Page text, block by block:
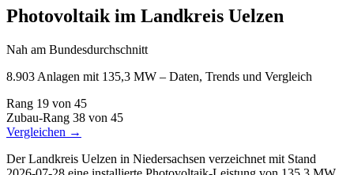
Photovoltaik im Landkreis Uelzen
Nah am Bundesdurchschnitt
8.903 Anlagen mit 135,3 MW – Daten, Trends und Vergleich
Rang 19 von 45
Zubau-Rang 38 von 45
Vergleichen →
Der Landkreis Uelzen in Niedersachsen verzeichnet mit Stand